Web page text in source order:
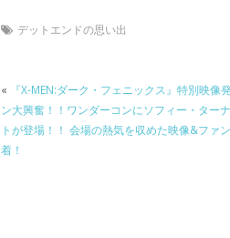
e
o
o
itte
o
デットエンドの思い出
«
『X-MEN:ダーク・フェニックス』特別映像
ン大興奮！！ワンダーコンにソフィー・ター
トが登場！！ 会場の熱気を収めた映像&ファ
着！